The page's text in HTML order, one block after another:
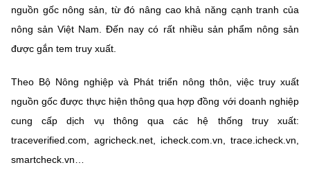
nguồn gốc nông sản, từ đó nâng cao khả năng cạnh tranh của
nông sản Việt Nam. Đến nay có rất nhiều sản phẩm nông sản
được gắn tem truy xuất.
Theo Bộ Nông nghiệp và Phát triển nông thôn, việc truy xuất
nguồn gốc được thực hiện thông qua hợp đồng với doanh nghiệp
cung cấp dịch vụ thông qua các hệ thống truy xuất:
traceverified.com, agricheck.net, icheck.com.vn, trace.icheck.vn,
smartcheck.vn…